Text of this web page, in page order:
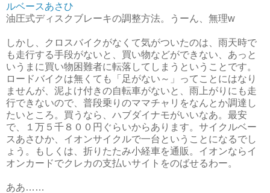
ルベースあさひ
油圧式ディスクブレーキの調整方法。うーん、無理w
しかし、クロスバイクがなくて気がついたのは、雨天時で
も走行する手段がないと、買い物などができない、あっと
いうまに買い物困難者に転落してしまうということです。
ロードバイクは無くても「足がない～」ってことにはなり
ませんが、泥よけ付きの自転車がないと、雨上がりにも走
行できないので、普段乗りのママチャリをなんとか調達し
たいところ。買うなら、ハブダイナモがいいなあ。最安
で、１万５千８００円ぐらいからあります。サイクルベー
スあさひか、イオンサイクルで一台ということになるでし
ょう。もしくは、折りたたみ小経車を通販。イオンならイ
オンカードでクレカの支払いサイトをのばせるわー。
ああ……